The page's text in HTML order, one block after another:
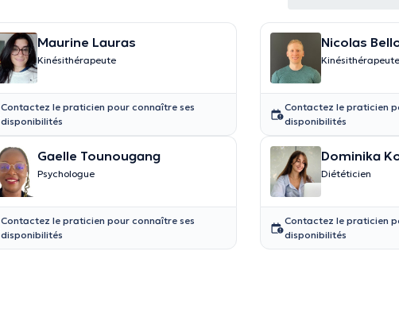
Maurine Lauras
Kinésithérapeute
Contactez le praticien pour connaître ses
disponibilités
Nicolas
Contactez le praticien
disponibilités
Gaelle Tounougang
Psychologue
Contactez le praticien pour connaître ses
disponibilités
Dominika
Diététicien
Contactez le praticien
disponibilités